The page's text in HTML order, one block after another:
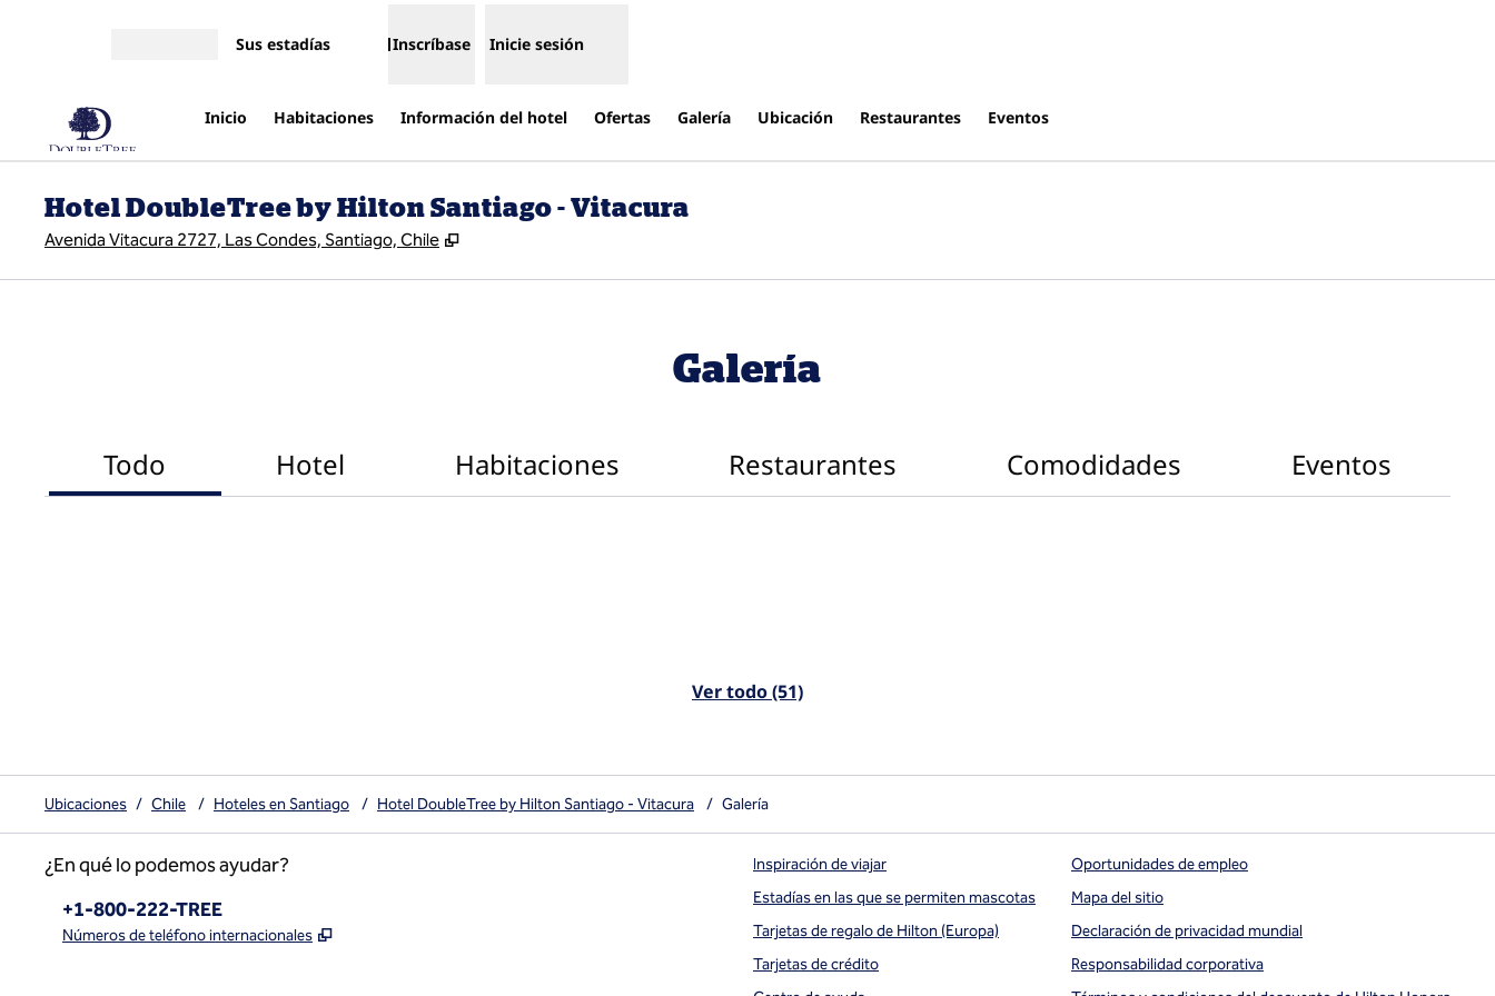
Sus estadías Inscríbase Inicie sesión
Inicio Habitaciones Información del hotel Ofertas Galería Ubicación Restaurantes Eventos
Hotel DoubleTree by Hilton Santiago - Vitacura
Avenida Vitacura 2727, Las Condes, Santiago, Chile ,
Galería
Todo Hotel Habitaciones Restaurantes Comodidades Eventos
Ver todo (51)
Ubicaciones / Chile / Hoteles en Santiago / Hotel DoubleTree by Hilton Santiago - Vitacura / Galería
¿En qué lo podemos ayudar?
Teléfono:
+1-800-222-TREE
Números de teléfono internacionales ,
Inspiración de viajar
Estadías en las que se permiten mascotas
Tarjetas de regalo de Hilton (Europa)
Tarjetas de crédito
Oportunidades de empleo
Mapa del sitio
Declaración de privacidad mundial
Responsabilidad corporativa